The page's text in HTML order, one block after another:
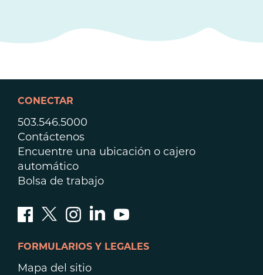
CONECTAR
503.546.5000
Contáctenos
Encuentre una ubicación o cajero
automático
Bolsa de trabajo
FORMULARIOS Y LEGALES
Mapa del sitio